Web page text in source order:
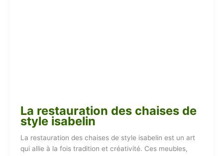
La restauration des chaises de
style isabelin
La restauration des chaises de style isabelin est un art
qui allie à la fois tradition et créativité. Ces meubles,